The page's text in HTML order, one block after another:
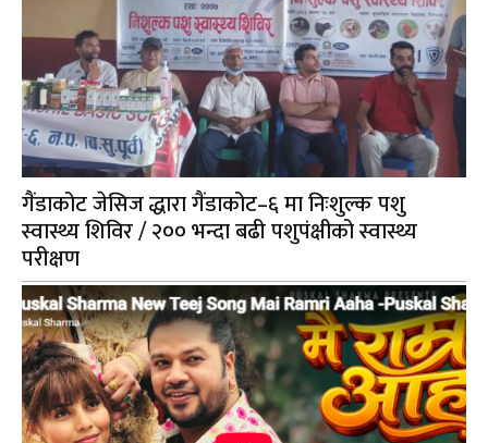
गैंडाकोट जेसिज द्धारा गैंडाकोट–६ मा निःशुल्क पशु
स्वास्थ्य शिविर / २०० भन्दा बढी पशुपंक्षीको स्वास्थ्य
परीक्षण